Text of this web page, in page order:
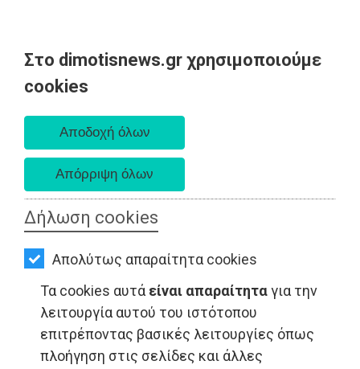
Στο dimotisnews.gr χρησιμοποιούμε
cookies
Δήλωση cookies
Απολύτως απαραίτητα cookies
Τα cookies αυτά είναι απαραίτηταγια την
λειτουργία αυτού του ιστότοπου
επιτρέποντας βασικές λειτουργίες όπως
πλοήγηση στις σελίδες και άλλες
AΡΧΙΚΗ
ΕΙΔΗΣΕΙΣ
ΠΟΛΙΤΙΚΗ
ΤΟΠΙΚΗ
ΑΥΤΟΔΙΟΙΚΗΣΗ
ΟΙΚΟΝΟΜΙΑ
ΑΘΛΗΤΙΣΜΟΣ
ΠΟΛΙΤΙΣΜΟΣ
ΣΠΙΤΙ-
ΠΟΛΙΤΙΚΗ - Ελλάδα